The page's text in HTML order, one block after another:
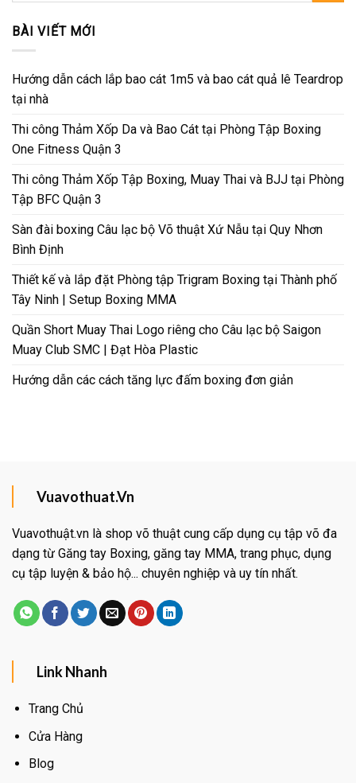
BÀI VIẾT MỚI
Hướng dẫn cách lắp bao cát 1m5 và bao cát quả lê Teardrop
tại nhà
Thi công Thảm Xốp Da và Bao Cát tại Phòng Tập Boxing
One Fitness Quận 3
Thi công Thảm Xốp Tập Boxing, Muay Thai và BJJ tại Phòng
Tập BFC Quận 3
Sàn đài boxing Câu lạc bộ Võ thuật Xứ Nẫu tại Quy Nhơn
Bình Định
Thiết kế và lắp đặt Phòng tập Trigram Boxing tại Thành phố
Tây Ninh | Setup Boxing MMA
Quần Short Muay Thai Logo riêng cho Câu lạc bộ Saigon
Muay Club SMC | Đạt Hòa Plastic
Hướng dẫn các cách tăng lực đấm boxing đơn giản
Vuavothuat.Vn
Vuavothuật.vn là shop võ thuật cung cấp dụng cụ tập võ đa
dạng từ Găng tay Boxing, găng tay MMA, trang phục, dụng
cụ tập luyện & bảo hộ... chuyên nghiệp và uy tín nhất.
Link Nhanh
Trang Chủ
Cửa Hàng
Blog